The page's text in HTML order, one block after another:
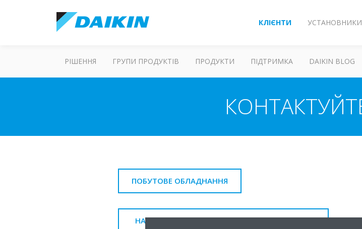
КЛІЄНТИ УСТАНОВНИКИ
РІШЕННЯ ГРУПИ ПРОДУКТІВ ПРОДУКТИ ПІДТРИМКА DAIKIN BLOG
ПОБУТОВЕ ОБЛАДНАННЯ
НАПІВПРОМИСЛОВІ КОНДИЦІОНЕРНІ СИСТЕМИ